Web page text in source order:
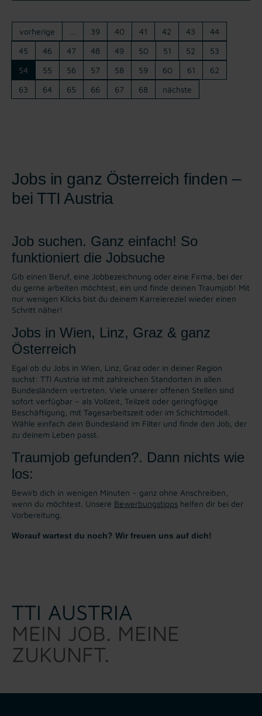
vorherige 39 40 41 42 43
44
45
46 47 48 49 50 51 52
53
54
55 56 57 58 59 60 61
62
63
64 65 66 67 68 nächste
Jobs in ganz Österreich finden –
bei TTI Austria
Job suchen. Ganz einfach! So
funktioniert die Jobsuche
Gib einen Beruf, eine Jobbezeichnung oder eine Firma, bei der
du gerne arbeiten möchtest, ein und finde deinen Traumjob! Mit
nur wenigen Klicks bist du deinem Karreiereziel wieder einen
Schritt näher!
Jobs in Wien, Linz, Graz & ganz
Österreich
Egal ob du Jobs in Wien, Linz, Graz oder in deiner Region
suchst: TTI Austria ist mit zahlreichen Standorten in allen
Bundesländern vertreten. Viele unserer offenen Stellen sind
sofort verfügbar – als Vollzeit, Teilzeit oder geringfügige
Beschäftigung, mit Tagesarbeitszeit oder im Schichtmodell.
Wähle einfach dein Bundesland im Filter und finde den Job, der
zu deinem Leben passt.
Traumjob gefunden?. Dann nichts wie
los:
Bewirb dich in wenigen Minuten – ganz ohne Anschreiben,
wenn du möchtest. Unsere Bewerbungstipps helfen dir bei der
Vorbereitung.
Worauf wartest du noch? Wir freuen uns auf dich!
TTI AUSTRIA
MEIN JOB. MEINE
ZUKUNFT.